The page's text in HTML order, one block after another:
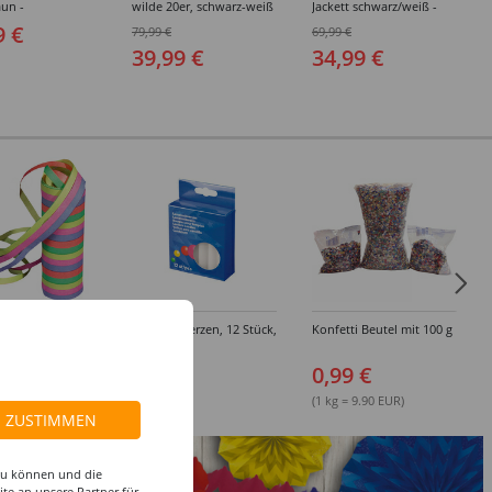
-
Größen
€
wilde 20er, schwarz-weiß
- Verschiedene Größen
(48-64)
79,99 €
39,99 €
Jackett schwarz/weiß -
Verschiedene Größen
(48-64)
69,99 €
34,99 €
Lampionkerzen, 12 Stück,
Konfetti Beutel mit 100 g
0,99 €
(1 kg = 9.90 EUR)
ZUSTIMMEN
können und die